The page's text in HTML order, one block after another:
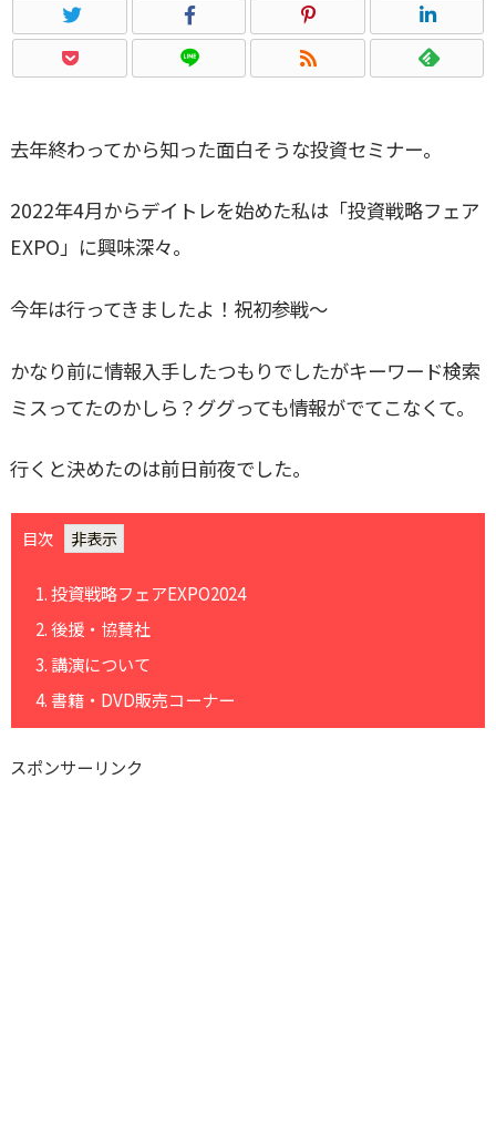
去年終わってから知った面白そうな投資セミナー。
2022年4月からデイトレを始めた私は「投資戦略フェア
EXPO」に興味深々。
今年は行ってきましたよ！祝初参戦～
かなり前に情報入手したつもりでしたがキーワード検索
ミスってたのかしら？ググっても情報がでてこなくて。
行くと決めたのは前日前夜でした。
目次
1.投資戦略フェアEXPO2024
2.後援・協賛社
3. 講演について
4.書籍・DVD販売コーナー
スポンサーリンク